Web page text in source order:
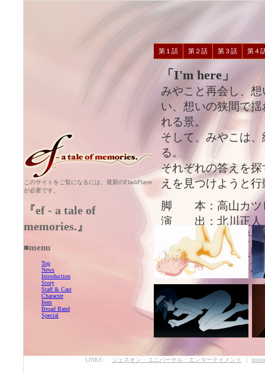
このサイトをご覧になるには、最新のFlashPlayer
が必要です。
『ef - a tale of
memories.』
■menu
Top
News
Introduction
Story
Staff & Cast
Character
Item
Broad Band
Special
第１話 第２話 第３話 第４
「I'm here」
みやこと再会し、
い、想いの狭間で
れる景。
そして、みやこは
る。
それぞれの答えを
えを見つけようと
脚 本：高山カツ
演 出：北川正人
絵コンテ：石倉賢一
作画監督：伊藤
美術監督：加藤 恵
LINKS: ジェネオン・ユニバーサル・エンターテイメント